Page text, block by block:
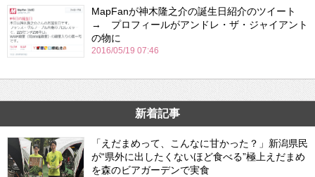
MapFanが神木隆之介の誕生日紹介のツイート
→ プロフィールがアンドレ・ザ・ジャイアント
の物に
2016/05/19 07:46
新着記事
「えだまめって、こんなに甘かった？」新潟県民
が“県外に出したくないほど食べる”極上えだまめ
を森のビアガーデンで実食